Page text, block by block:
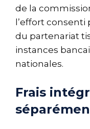
de la
l’effort consenti
du partenariat
instances
nationales.
Frais